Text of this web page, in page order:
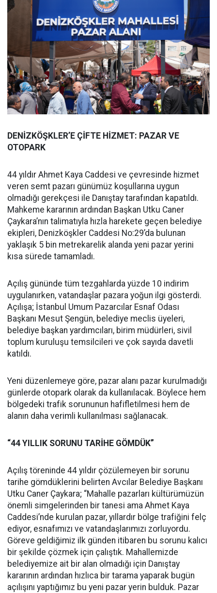
DENİZKÖŞKLER’E ÇİFTE HİZMET: PAZAR VE
OTOPARK
44 yıldır Ahmet Kaya Caddesi ve çevresinde hizmet
veren semt pazarı günümüz koşullarına uygun
olmadığı gerekçesi ile Danıştay tarafından kapatıldı.
Mahkeme kararının ardından Başkan Utku Caner
Çaykara’nın talimatıyla hızla harekete geçen belediye
ekipleri, Denizköşkler Caddesi No:29’da bulunan
yaklaşık 5 bin metrekarelik alanda yeni pazar yerini
kısa sürede tamamladı.
Açılış gününde tüm tezgahlarda yüzde 10 indirim
uygulanırken, vatandaşlar pazara yoğun ilgi gösterdi.
Açılışa; İstanbul Umum Pazarcılar Esnaf Odası
Başkanı Mesut Şengün, belediye meclis üyeleri,
belediye başkan yardımcıları, birim müdürleri, sivil
toplum kuruluşu temsilcileri ve çok sayıda davetli
katıldı.
Yeni düzenlemeye göre, pazar alanı pazar kurulmadığı
günlerde otopark olarak da kullanılacak. Böylece hem
bölgedeki trafik sorununun hafifletilmesi hem de
alanın daha verimli kullanılması sağlanacak.
“44 YILLIK SORUNU TARİHE GÖMDÜK”
Açılış töreninde 44 yıldır çözülemeyen bir sorunu
tarihe gömdüklerini belirten Avcılar Belediye Başkanı
Utku Caner Çaykara; “Mahalle pazarları kültürümüzün
önemli simgelerinden bir tanesi ama Ahmet Kaya
Caddesi’nde kurulan pazar, yıllardır bölge trafiğini felç
ediyor, esnafımızı ve vatandaşlarımızı zorluyordu.
Göreve geldiğimiz ilk günden itibaren bu sorunu kalıcı
bir şekilde çözmek için çalıştık. Mahallemizde
belediyemize ait bir alan olmadığı için Danıştay
kararının ardından hızlıca bir tarama yaparak bugün
açılışını yaptığımız bu yeni pazar yerin bulduk. Pazar